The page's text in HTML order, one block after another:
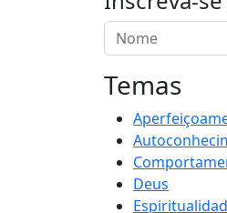
Temas
Deus